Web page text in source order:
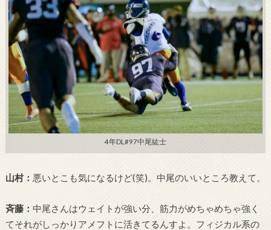
4年DL#97中尾紘士
山村： 悪いとこも気になるけど(笑)。中尾のいいところ教えて。
斉藤： 中尾さんはウェイトが強い分、筋力がめちゃめちゃ強く
てそれがしっかりアメフトに活きてるんすよ。フィジカル系の